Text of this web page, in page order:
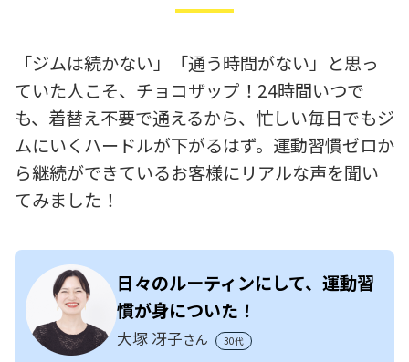
「ジムは続かない」「通う時間がない」と思っ
ていた人こそ、チョコザップ！24時間いつで
も、着替え不要で通えるから、忙しい毎日でもジ
ムにいくハードルが下がるはず。運動習慣ゼロか
ら継続ができているお客様にリアルな声を聞い
てみました！
日々のルーティンにして、運動習
慣が身についた！
大塚 冴子さん 30代